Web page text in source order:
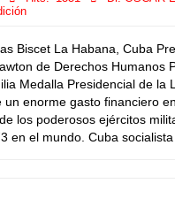
Biscet La Habana, Cuba
de Derechos Humanos
Medalla Presidencial de
un enorme gasto financiero
los poderosos ejércitos
en el mundo. Cuba socialista